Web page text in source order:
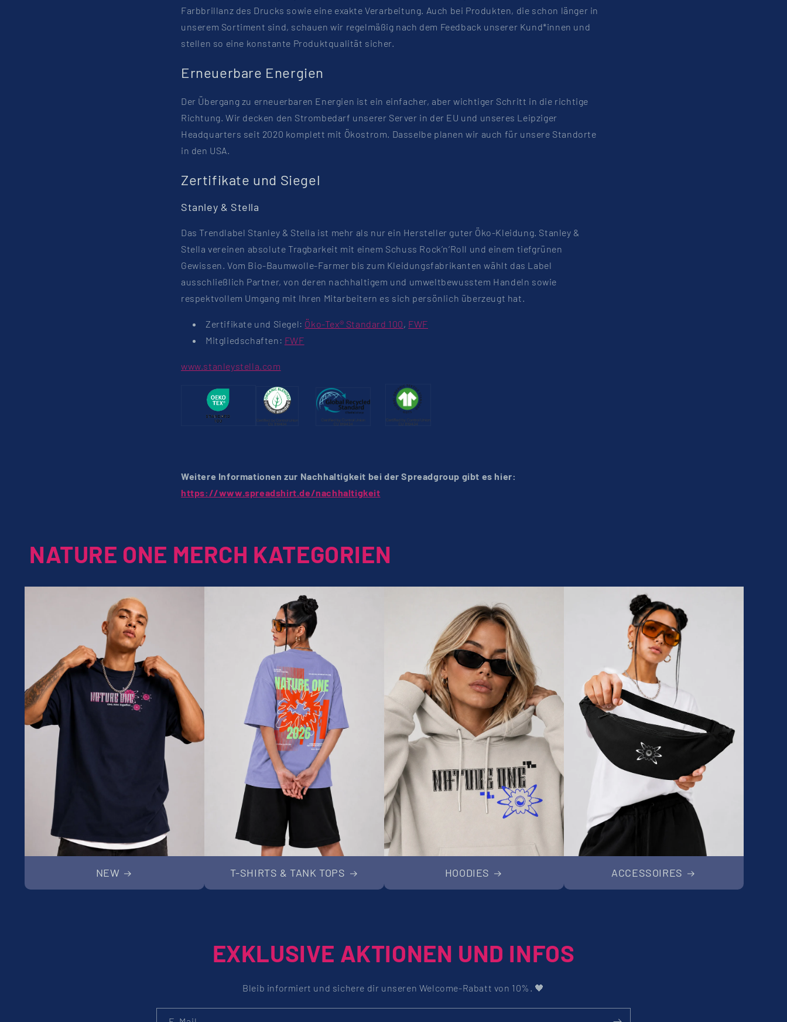
Farbbrillanz des Drucks sowie eine exakte Verarbeitung. Auch bei Produkten, die schon länger in
unserem Sortiment sind, schauen wir regelmäßig nach dem Feedback unserer Kund*innen und
stellen so eine konstante Produktqualität sicher.
Erneuerbare Energien
Der Übergang zu erneuerbaren Energien ist ein einfacher, aber wichtiger Schritt in die richtige
Richtung. Wir decken den Strombedarf unserer Server in der EU und unseres Leipziger
Headquarters seit 2020 komplett mit Ökostrom. Dasselbe planen wir auch für unsere Standorte
in den USA.
Zertifikate und Siegel
Stanley & Stella
Das Trendlabel Stanley & Stella ist mehr als nur ein Hersteller guter Öko-Kleidung. Stanley &
Stella vereinen absolute Tragbarkeit mit einem Schuss Rock’n‘Roll und einem tiefgrünen
Gewissen. Vom Bio-Baumwolle-Farmer bis zum Kleidungsfabrikanten wählt das Label
ausschließlich Partner, von deren nachhaltigem und umweltbewusstem Handeln sowie
respektvollem Umgang mit Ihren Mitarbeitern es sich persönlich überzeugt hat.
Zertifikate und Siegel: Öko-Tex® Standard 100 , FWF
Mitgliedschaften: FWF
www.stanleystella.com
Weitere Informationen zur Nachhaltigkeit bei der Spreadgroup gibt es hier:
https://www.spreadshirt.de/nachhaltigkeit
NATURE ONE MERCH KATEGORIEN
NEW T-SHIRTS & TANK TOPS HOODIES ACCESSOIRES
EXKLUSIVE AKTIONEN UND INFOS
Bleib informiert und sichere dir unseren Welcome-Rabatt von 10%. 🖤